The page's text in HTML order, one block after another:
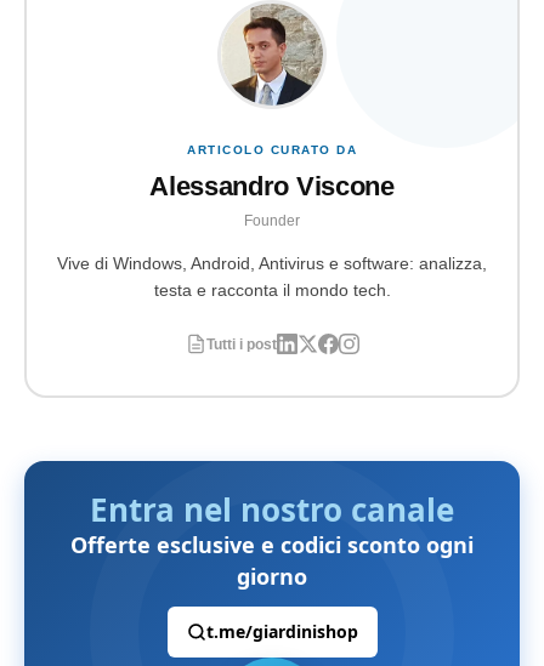
ARTICOLO CURATO DA
Alessandro Viscone
Founder
Vive di Windows, Android, Antivirus e software: analizza,
testa e racconta il mondo tech.
Tutti i post
Entra nel nostro canale
Offerte esclusive e codici sconto ogni
giorno
t.me/giardinishop